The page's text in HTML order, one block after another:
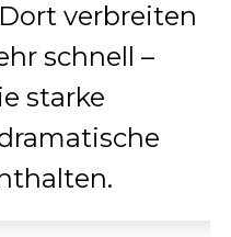
verbreiten
schnell –
starke